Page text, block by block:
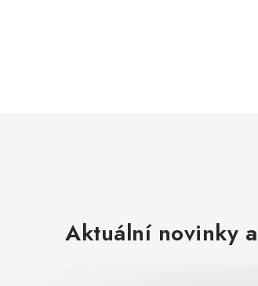
Aktuální novinky